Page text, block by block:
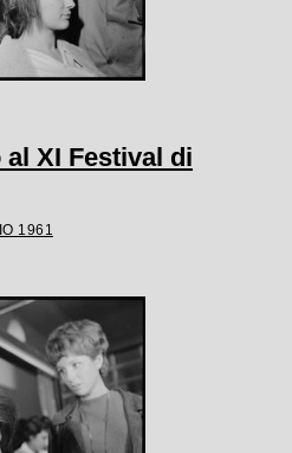
XI Festival di
1961